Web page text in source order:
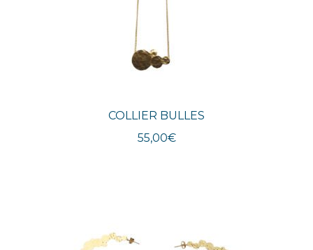
COLLIER BULLES
55,00€